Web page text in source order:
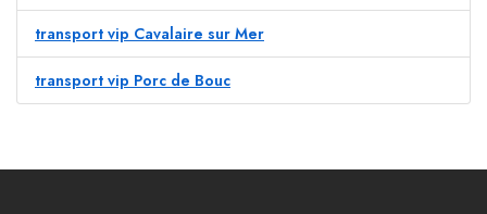
transport vip Cavalaire sur Mer
transport vip Porc de Bouc